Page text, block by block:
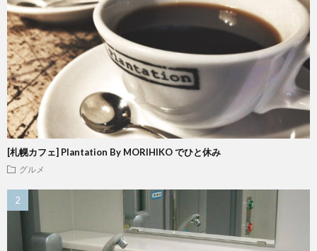
[札幌カフェ] Plantation By MORIHIKO でひと休み
グルメ